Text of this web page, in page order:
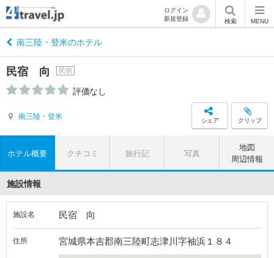
ログイン
新規登録
検索 MENU
南三陸・登米のホテル
民宿 向 民宿
評価なし
南三陸・登米 シェア クリップ
ホテル概要 クチコミ 旅行記 写真
地図
周辺情報
施設情報
施設名 民宿 向
住所 宮城県本吉郡南三陸町志津川字袖浜１８４